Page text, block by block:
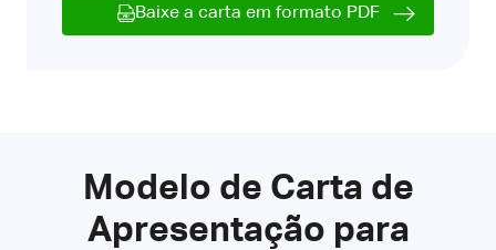
Baixe a carta em formato PDF
Modelo de Carta de
Apresentação para